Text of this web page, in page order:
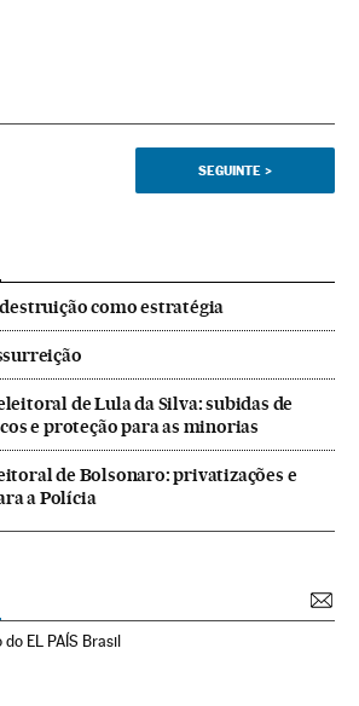
SEGUINTE >
como estratégia
de Lula da Silva: subidas de
e proteção para as minorias
de Bolsonaro: privatizações e
a Polícia
EL PAÍS Brasil